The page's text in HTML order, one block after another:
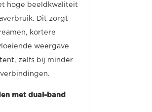
hoge beeldkwaliteit
Dit zorgt
kortere
weergave
zelfs bij minder
met dual-band